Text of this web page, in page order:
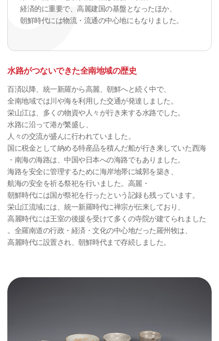
経済的に重要で、高麗建国の基盤となったほか、
朝鮮時代には物流・流通の中心地にもなりました。
水路がつないできた全南地域の歴史
百済以降、統一新羅から高麗、朝鮮へと続く中で、
全南地域では川や海を利用した交通が発達しました。
栄山江は、多くの物資や人々が行き来する水路でした。
水路に沿って港が繁盛し、
人々の交流が盛んに行われていました。
国に税金として納める特産品を積んだ船が行き来していた西海
・南海の海路は、中国や日本への海路でもありました。
海路を安全に管理するために海岸地帯に城郭を築き、
航海の安全を祈る祭祀を行いました。高麗・
朝鮮時代には国が祭祀を行ったという記録も残っています。
栄山江流域には、統一新羅時代に禅宗が伝来しており、
高麗時代には王室の後援を受けて多くの寺院が建てられました
。全羅南道の行政・経済・文化の中心地だった羅州牧は、
高麗時代に設置され、朝鮮時代まで存続しました。